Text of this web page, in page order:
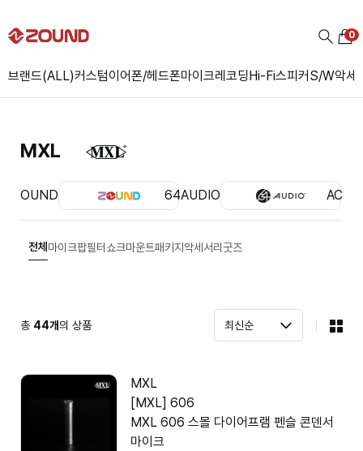
브랜드(ALL)커스텀이어폰/헤드폰마이크레코딩Hi-Fi스피커S/W악세
0
MXL
ZOUND 64AUDIO ACS
전체 마이크팝필터 쇼크마운트패키지 악세서리 굿즈
총 44개의 상품
MXL
[MXL] 606
MXL 606 스몰 다이어프램 펜슬 콘덴서
마이크